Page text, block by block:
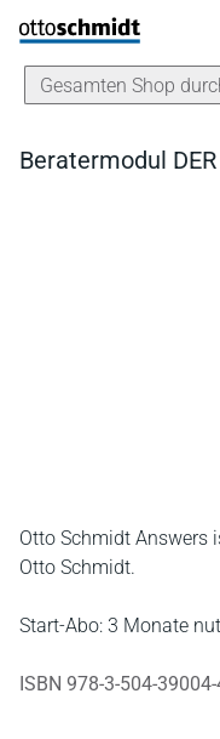
Direkt zum Inhalt
Beratermodul DER
Otto Schmidt Answers
Otto Schmidt.
Start-Abo: 3 Monate
ISBN 978-3-504-